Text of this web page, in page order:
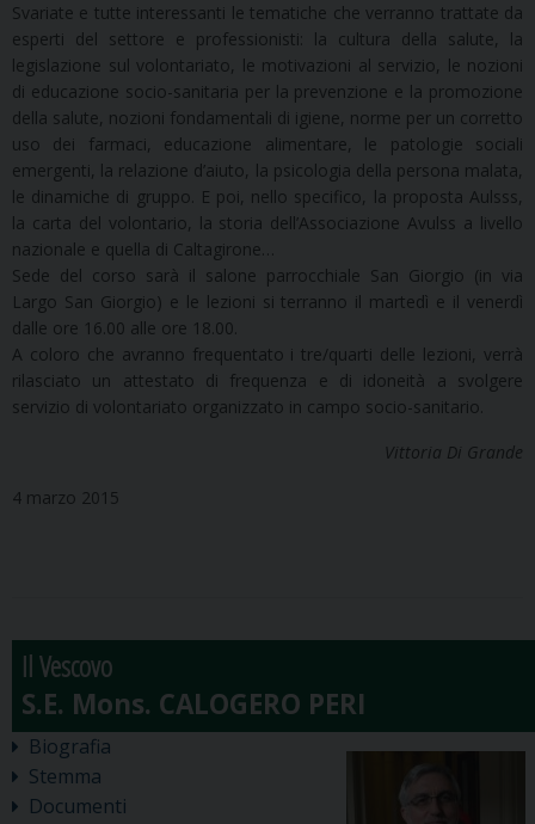
Svariate e tutte interessanti le tematiche che verranno trattate da
esperti del settore e professionisti: la cultura della salute, la
legislazione sul volontariato, le motivazioni al servizio, le nozioni
di educazione socio-sanitaria per la prevenzione e la promozione
della salute, nozioni fondamentali di igiene, norme per un corretto
uso dei farmaci, educazione alimentare, le patologie sociali
emergenti, la relazione d’aiuto, la psicologia della persona malata,
le dinamiche di gruppo. E poi, nello specifico, la proposta Aulsss,
la carta del volontario, la storia dell’Associazione Avulss a livello
nazionale e quella di Caltagirone…
Sede del corso sarà il salone parrocchiale San Giorgio (in via
Largo San Giorgio) e le lezioni si terranno il martedì e il venerdì
dalle ore 16.00 alle ore 18.00.
A coloro che avranno frequentato i tre/quarti delle lezioni, verrà
rilasciato un attestato di frequenza e di idoneità a svolgere
servizio di volontariato organizzato in campo socio-sanitario.
Vittoria Di Grande
4 marzo 2015
Il Vescovo
Biografia
Stemma
Documenti